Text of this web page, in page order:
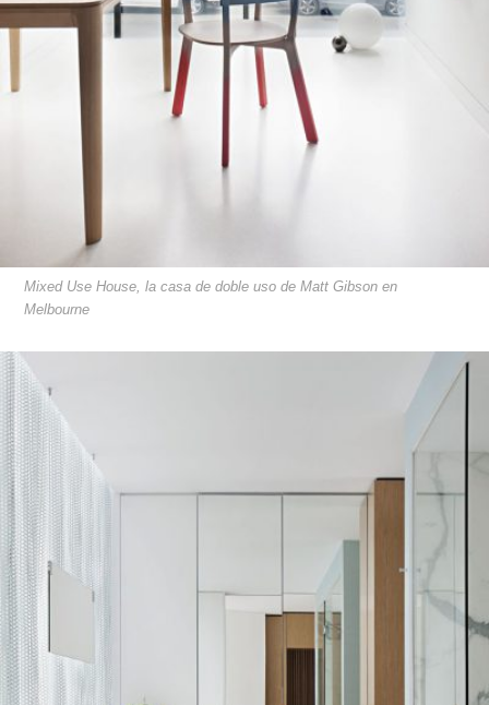
Mixed Use House, la casa de doble uso de Matt Gibson en
Melbourne